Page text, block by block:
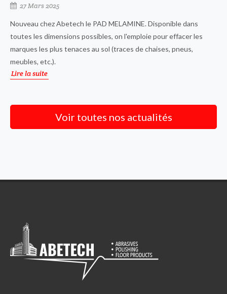
27 Mars 2025
Nouveau chez Abetech le PAD MELAMINE. Disponible dans
toutes les dimensions possibles, on l'emploie pour effacer les
marques les plus tenaces au sol (traces de chaises, pneus,
meubles, etc.).
Lire la suite
Voir toutes nos actualités